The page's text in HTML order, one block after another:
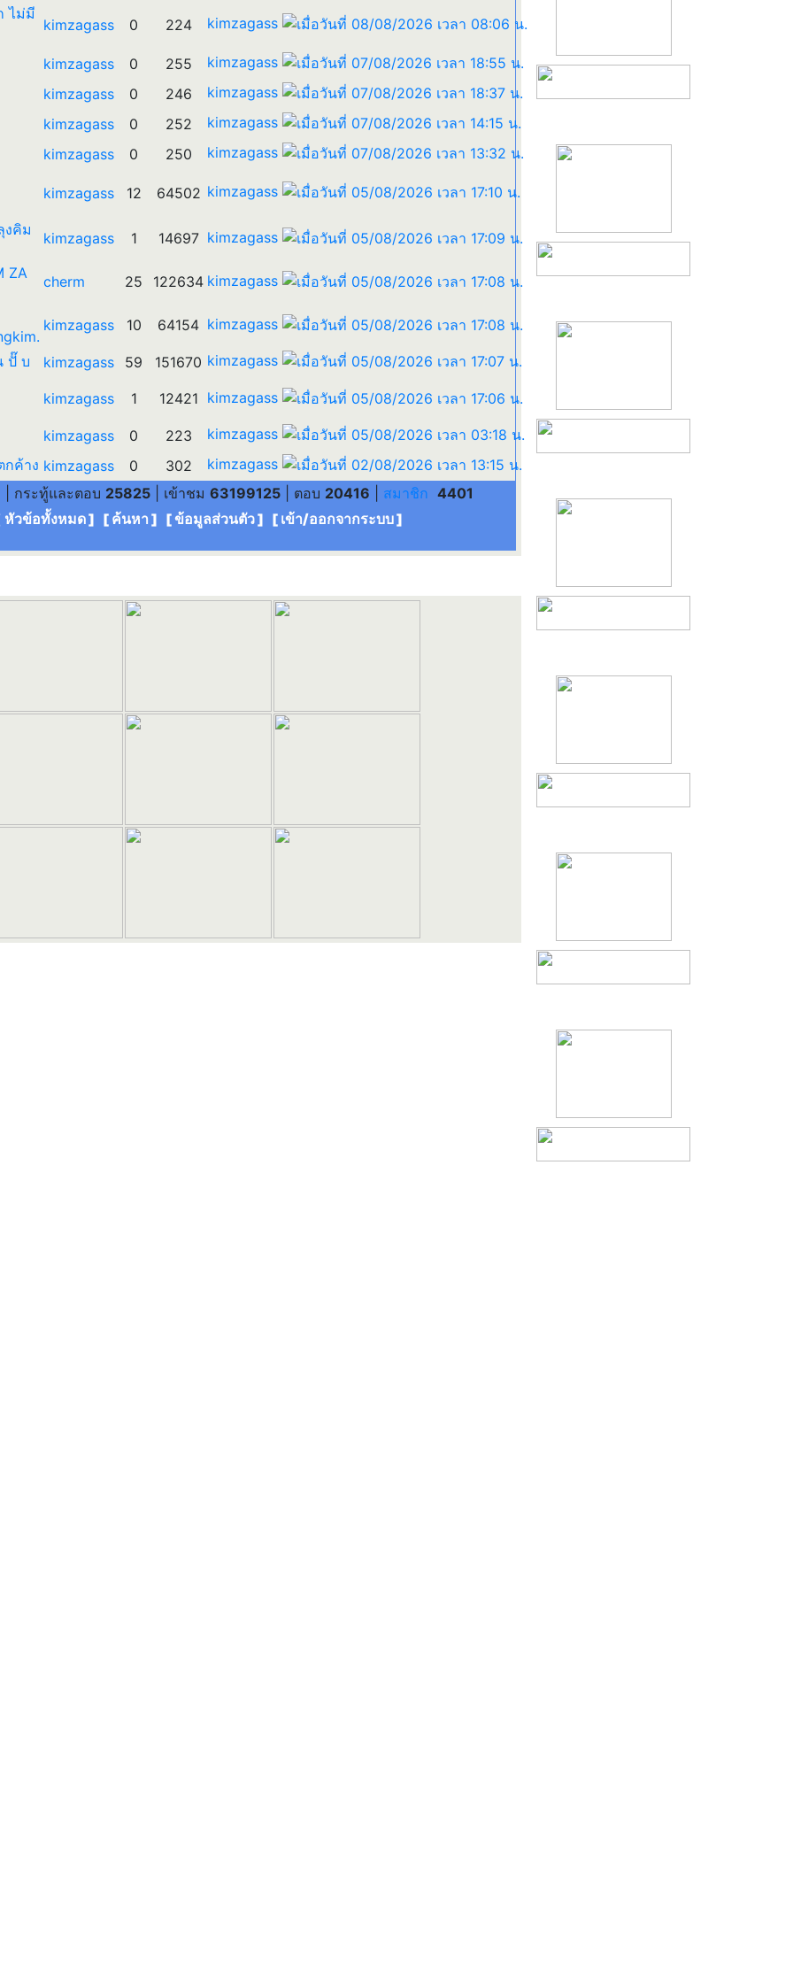
ไม่มี
kimzagass 0 224 kimzagass
kimzagass 0 255
kimzagass
kimzagass 0 246
kimzagass
kimzagass 0 252
kimzagass
kimzagass 0 250
kimzagass
kimzagass 12 64502 kimzagass
งคิม
kimzagass 1 14697 kimzagass
ZA
cherm 25 122634 kimzagass
kimzagass 10 64154 kimzagass
ปั๊ บ kimzagass 59 151670 kimzagass
kimzagass 1 12421 kimzagass
kimzagass 0 223
kimzagass
กค้าง kimzagass 0 302
kimzagass
| กระทู้และตอบ 25825| เข้าชม 63199125| ตอบ 20416 สมาชิก 4401
หัวข้อทั้งหมด] [ ค้นหา ] [ข้อมูลส่วนตัว] [ เข้า/ออกจากระบบ]